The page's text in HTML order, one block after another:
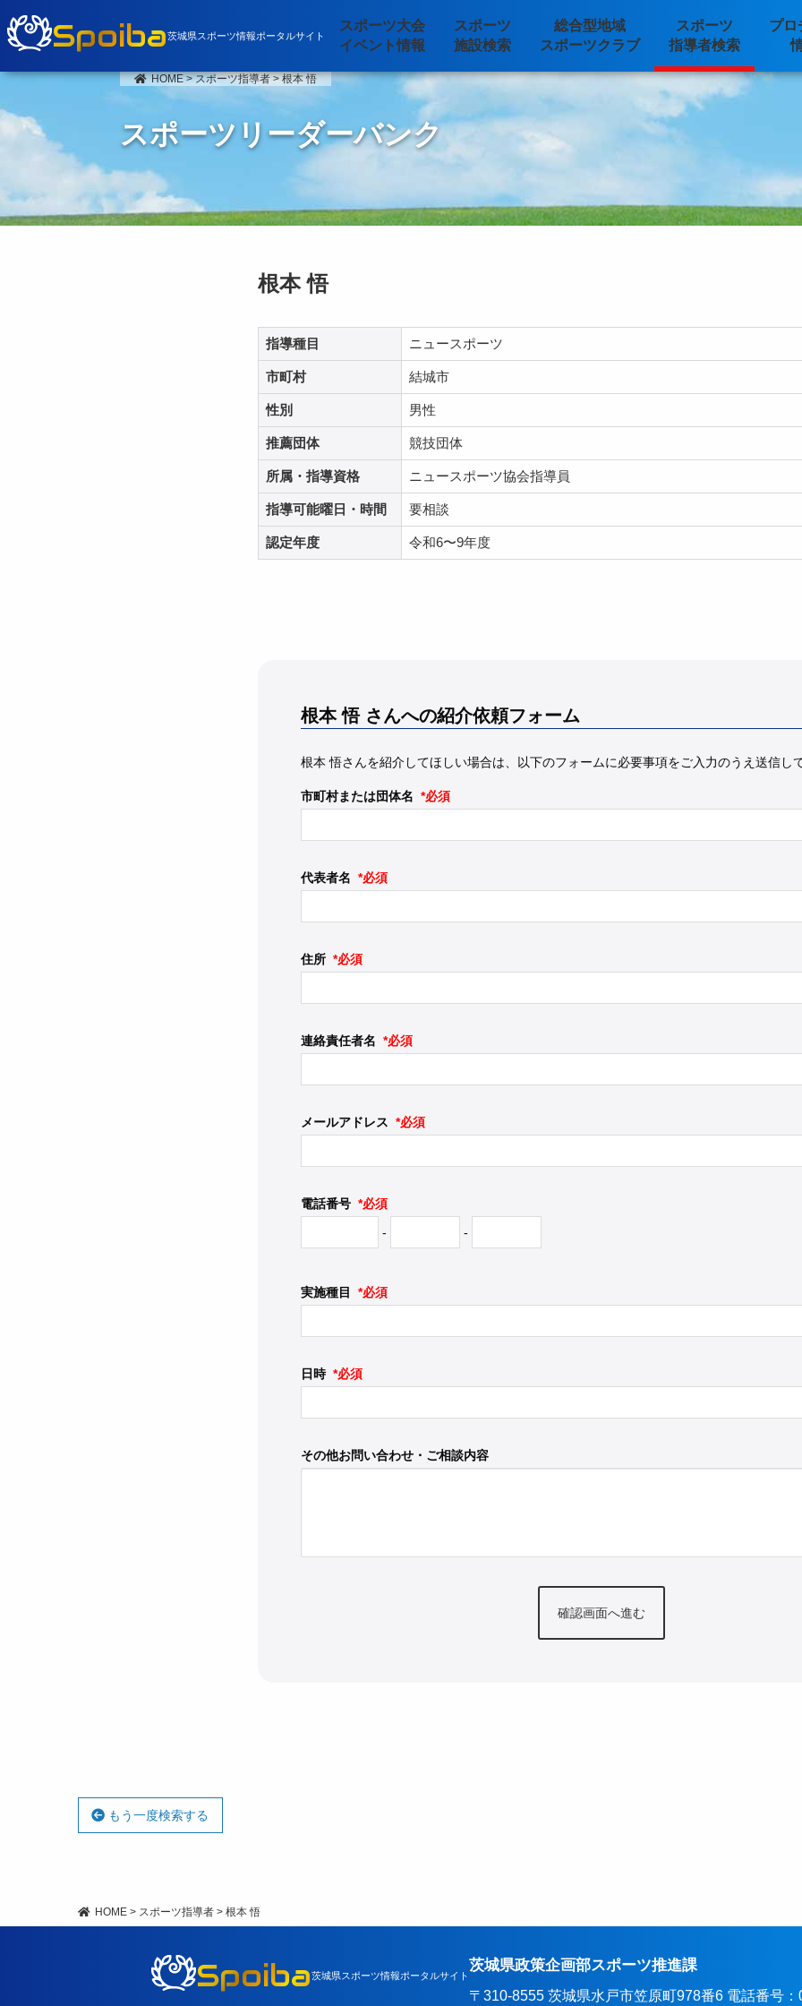
Spoiba茨城県スポーツ情報ポータルサイト
スポーツ大会
イベント情報
スポーツ
施設検索
総合型地域
スポーツクラブ
スポーツ
指導者検索
プロ
HOME>スポーツ指導者>根本 悟
スポーツリーダーバンク
根本 悟
指導種目 ニュースポーツ
市町村 結城市
性別 男性
推薦団体 競技団体
所属・指導資格 ニュースポーツ協会指導員
指導可能曜日・時間 要相談
認定年度 令和6〜9年度
根本 悟 さんへの紹介依頼フォーム
根本 悟さんを紹介してほしい場合は、以下のフォームに必要事項をご入力のうえ送信し
市町村または団体名 *必須
代表者名 *必須
住所 *必須
連絡責任者名 *必須
メールアドレス *必須
電話番号 *必須
-
-
実施種目 *必須
日時 *必須
その他お問い合わせ・ご相談内容
もう一度検索する
HOME > スポーツ指導者 > 根本 悟
Spoiba茨城県スポーツ情報ポータルサイト
茨城県政策企画部スポーツ推進課
〒310-8555 茨城県水戸市笠原町978番6 電話番号